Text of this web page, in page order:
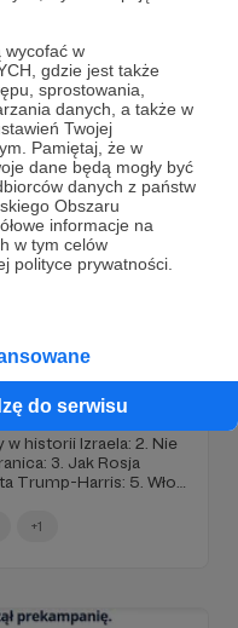
wycofać w
gdzie jest także
sprostowania,
danych, a także w
Twojej
Pamiętaj, że w
dane będą mogły być
danych z państw
Obszaru
informacje na
w tym celów
polityce prywatności.
do serwisu
nie zbudują swoich
historii Izraela: 2. Nie
3. Jak Rosja
Trump-Harris: 5. Włosi
dowodów
polska:
+1